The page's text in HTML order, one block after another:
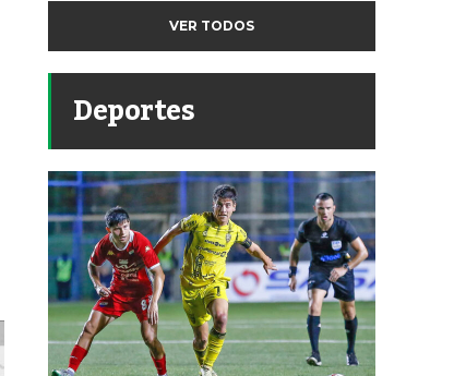
VER TODOS
Deportes